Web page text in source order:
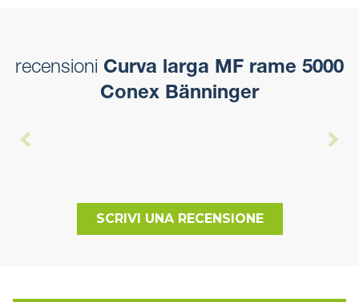
recensioni Curva larga MF rame 5000
Conex Bänninger
SCRIVI UNA RECENSIONE